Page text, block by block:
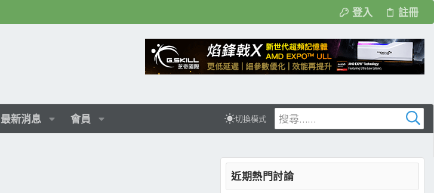
登入 註冊
最新消息 會員 切換模式
近期熱門討論